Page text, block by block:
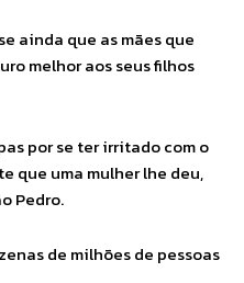
ainda que as mães que
melhor aos seus filhos
por se ter irritado com o
que uma mulher lhe deu,
Pedro.
de milhões de pessoas